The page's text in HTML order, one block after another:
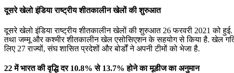
दूसरे खेलो इंडिया राष्ट्रीय शीतकालीन खेलों की शुरुआत
दूसरे खेलो इंडिया राष्ट्रीय शीतकालीन खेलों की शुरुआत 26 फरवरी 2021 को
तथा जम्‍मू और कश्‍मीर शीतकालीन खेल एसोसिएशन के सहयोग से किया है. खेल
लिए 27 राज्यों, संघ शासित प्रदेशों और बोर्डों ने अपनी टीमों को भेजा है.
22 में भारत की वृद्धि दर 10.8% से 13.7% होने का मूडीज का अनुमान